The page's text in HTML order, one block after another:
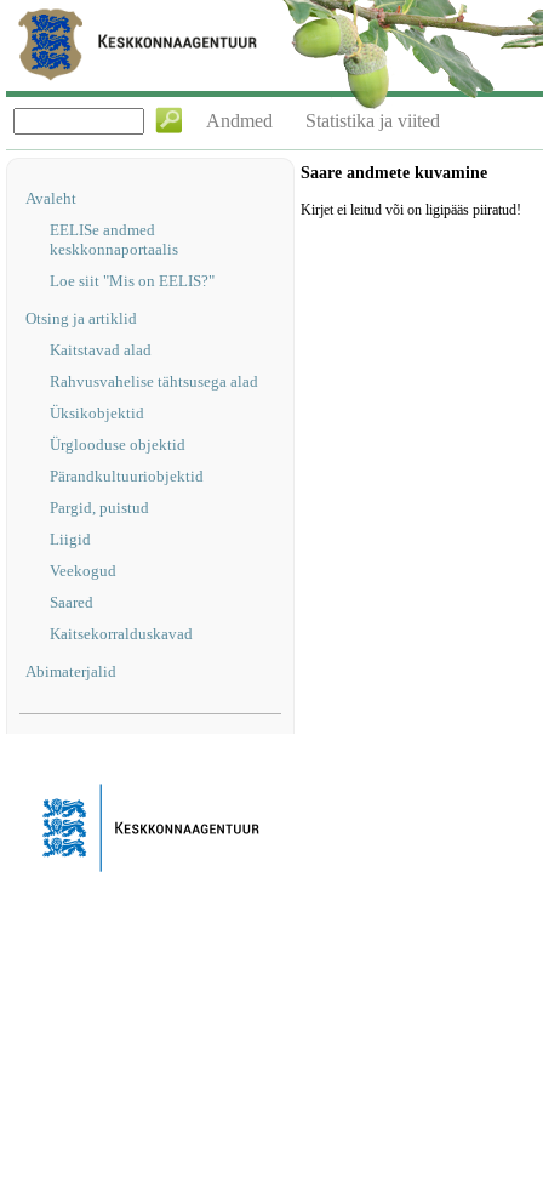
Andmed Statistika ja viited
Avaleht
EELISe andmed
keskkonnaportaalis
Loe siit "Mis on EELIS?"
Otsing ja artiklid
Kaitstavad alad
Rahvusvahelise tähtsusega alad
Üksikobjektid
Ürglooduse objektid
Pärandkultuuriobjektid
Pargid, puistud
Liigid
Veekogud
Saared
Kaitsekorralduskavad
Abimaterjalid
Saare andmete kuvamine
Kirjet ei leitud või on ligipääs piiratud!